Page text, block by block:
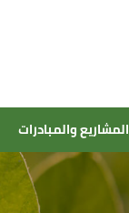
المشاريع والمبادرات